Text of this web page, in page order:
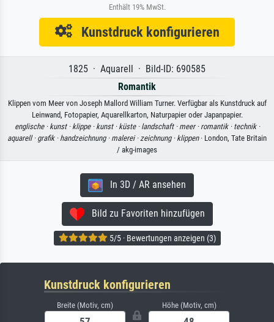
Enthält 19% MwSt.
Kunstdruck konfigurieren
1825 · Aquarell · Bild-ID: 690585
Romantik
Klippen vom Meer von Joseph Mallord William Turner. Verfügbar als Kunstdruck auf
Leinwand, Fotopapier, Aquarellkarton, Naturpapier oder Japanpapier.
englische · kunst · klippe · kunst · küste · landschaft · meer · romantik · technik ·
aquarell · grafik · handzeichnung · malerei ·zeichnung · klippen· London, Tate Britain
/ akg-images
In 3D / AR ansehen
Bild zu Favoriten hinzufügen
5/5 · Bewertungen anzeigen (3)
Kunstdruck konfigurieren
Breite (Motiv, cm) Höhe (Motiv, cm)